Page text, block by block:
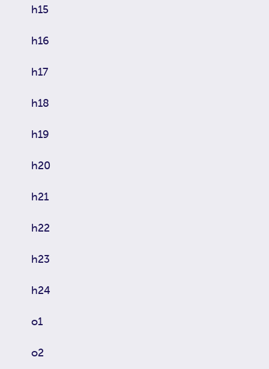
h15
h16
h17
h18
h19
h20
h21
h22
h23
h24
o1
o2